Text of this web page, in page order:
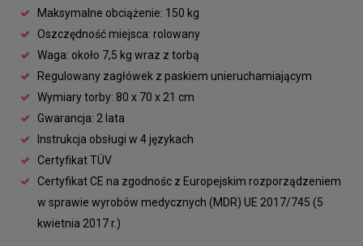
Maksymalne obciążenie: 150 kg
Oszczędność miejsca: rolowany
Waga: około 7,5 kg wraz z torbą
Regulowany zagłówek z paskiem unieruchamiającym
Wymiary torby: 80 x 70 x 21 cm
Gwarancja: 2 lata
Instrukcja obsługi w 4 językach
Certyfikat TÜV
Certyfikat CE na zgodnośc z Europejskim rozporządzeniem
w sprawie wyrobów medycznych (MDR) UE 2017/745 (5
kwietnia 2017 r.)